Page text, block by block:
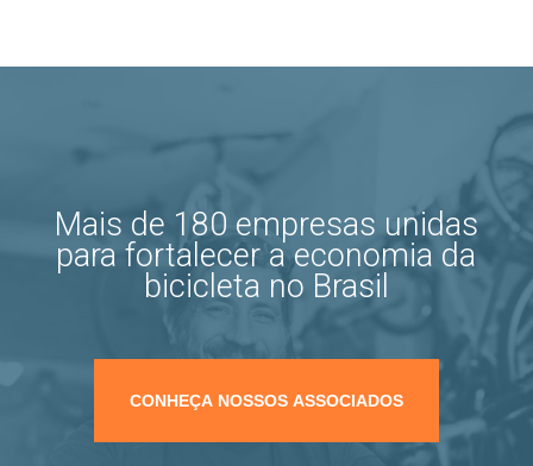
Mais de 180 empresas unidas
para fortalecer a economia da
bicicleta no Brasil
CONHEÇA NOSSOS ASSOCIADOS